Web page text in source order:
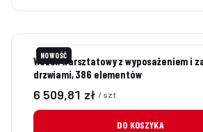
NOWOŚĆ
Wózek warsztatowy z wyposażeniem i
drzwiami, 386 elementów
Cena
6 509,81 zł / szt
DO KOSZYKA